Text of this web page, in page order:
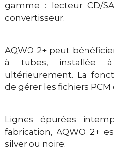
gamme : lecteur CD/
convertisseur.
AQWO 2+ peut
à tubes, installée
ultérieurement. La
de gérer les fichiers PCM
Lignes épurées
fabrication, AQWO 2+
silver ou noire.